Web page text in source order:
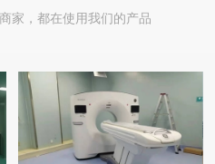
家，都在使用我们的产品